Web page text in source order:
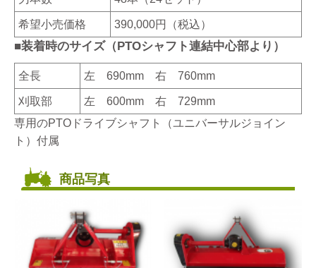
希望小売価格 390,000円（税込）
■装着時のサイズ（PTOシャフト連結中心部より）
全長 左 690mm 右 760mm
刈取部
左 600mm 右 729mm
専用のPTOドライブシャフト（ユニバーサルジョイン
ト）付属
商品写真